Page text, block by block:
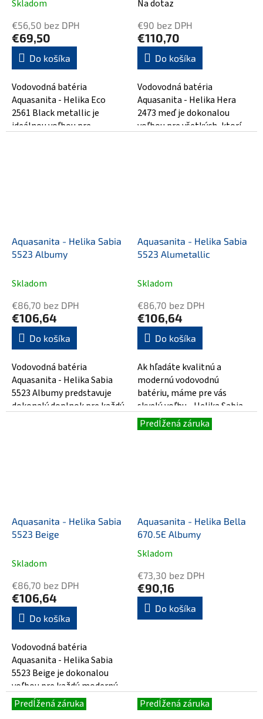
Skladom
€56,50 bez DPH
€69,50
Do košíka
Vodovodná batéria
Aquasanita - Helika Eco
2561 Black metallic je
ideálnou voľbou pre
Na dotaz
€90 bez DPH
€110,70
Do košíka
Vodovodná batéria
Aquasanita - Helika Hera
2473 meď je dokonalou
voľbou pre všetkých, ktorí
Aquasanita - Helika Sabia
5523 Albumy
Skladom
€86,70 bez DPH
€106,64
Do košíka
Vodovodná batéria
Aquasanita - Helika Sabia
5523 Albumy predstavuje
dokonalý doplnok pre každú
Aquasanita - Helika Sabia
5523 Alumetallic
Skladom
€86,70 bez DPH
€106,64
Do košíka
Ak hľadáte kvalitnú a
modernú vodovodnú
batériu, máme pre vás
skvelú voľbu - Helika Sabia
5523 Alumetallic od značky
Aquasanita. Táto...
Aquasanita - Helika Sabia
5523 Beige
Skladom
€86,70 bez DPH
€106,64
Do košíka
Vodovodná batéria
Aquasanita - Helika Sabia
5523 Beige je dokonalou
voľbou pre každú modernú
kúpeľňu. Kombinuje
elegantný design s...
Predĺžená záruka
Aquasanita - Helika Bella
670.5E Albumy
Priemerné
hodnotenie
produktu
je
5,0
z
Skladom
€73,30 bez DPH
€90,16
Do košíka
Predĺžená záruka Predĺžená záruka